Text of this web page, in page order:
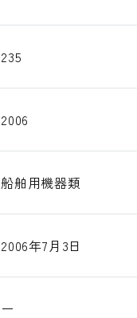
235
2006
船舶用機器類
2006年7月3日
ー